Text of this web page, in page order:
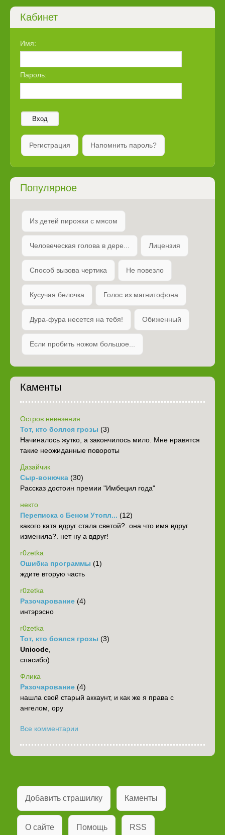
Кабинет
Имя:
Пароль:
Вход
Регистрация Напомнить пароль?
Популярное
Из детей пирожки с мясом
Человеческая голова в дере... Лицензия
Способ вызова чертика Не повезло
Кусучая белочка Голос из магнитофона
Дура-фура несется на тебя! Обиженный
Если пробить ножом большое...
Каменты
Остров невезения
Тот, кто боялся грозы (3)
Начиналось жутко, а закончилось мило. Мне нравятся
такие неожиданные повороты
Дазайчик
Сыр-вонючка (30)
Рассказ достоин премии "Имбецил года"
некто
Переписка с Беном Утопл... (12)
какого катя вдруг стала светой?. она что имя вдруг
изменила?. нет ну а вдруг!
r0zetka
Ошибка программы (1)
ждите вторую часть
r0zetka
Разочарование (4)
интэрэсно
r0zetka
Тот, кто боялся грозы (3)
Unicode,
спасибо)
Флика
Разочарование (4)
нашла свой старый аккаунт, и как же я права с
ангелом, ору
Все комментарии
Добавить страшилку Каменты
О сайте Помощь RSS